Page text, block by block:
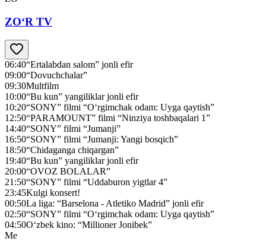
ZO‘R TV
06:40“Ertalabdan salom” jonli efir
09:00“Dovuchchalar”
09:30Multfilm
10:00“Bu kun” yangiliklar jonli efir
10:20“SONY” filmi “O‘rgimchak odam: Uyga qaytish”
12:50“PARAMOUNT” filmi “Ninziya toshbaqalari 1”
14:40“SONY” filmi “Jumanji”
16:50“SONY” filmi “Jumanji: Yangi bosqich”
18:50“Chidaganga chiqargan”
19:40“Bu kun” yangiliklar jonli efir
20:00“OVOZ BOLALAR”
21:50“SONY” filmi “Uddaburon yigtlar 4”
23:45Kulgi konsert!
00:50La liga: “Barselona - Atletiko Madrid” jonli efir
02:50“SONY” filmi “O‘rgimchak odam: Uyga qaytish”
04:50O‘zbek kino: “Millioner Jonibek”
Me